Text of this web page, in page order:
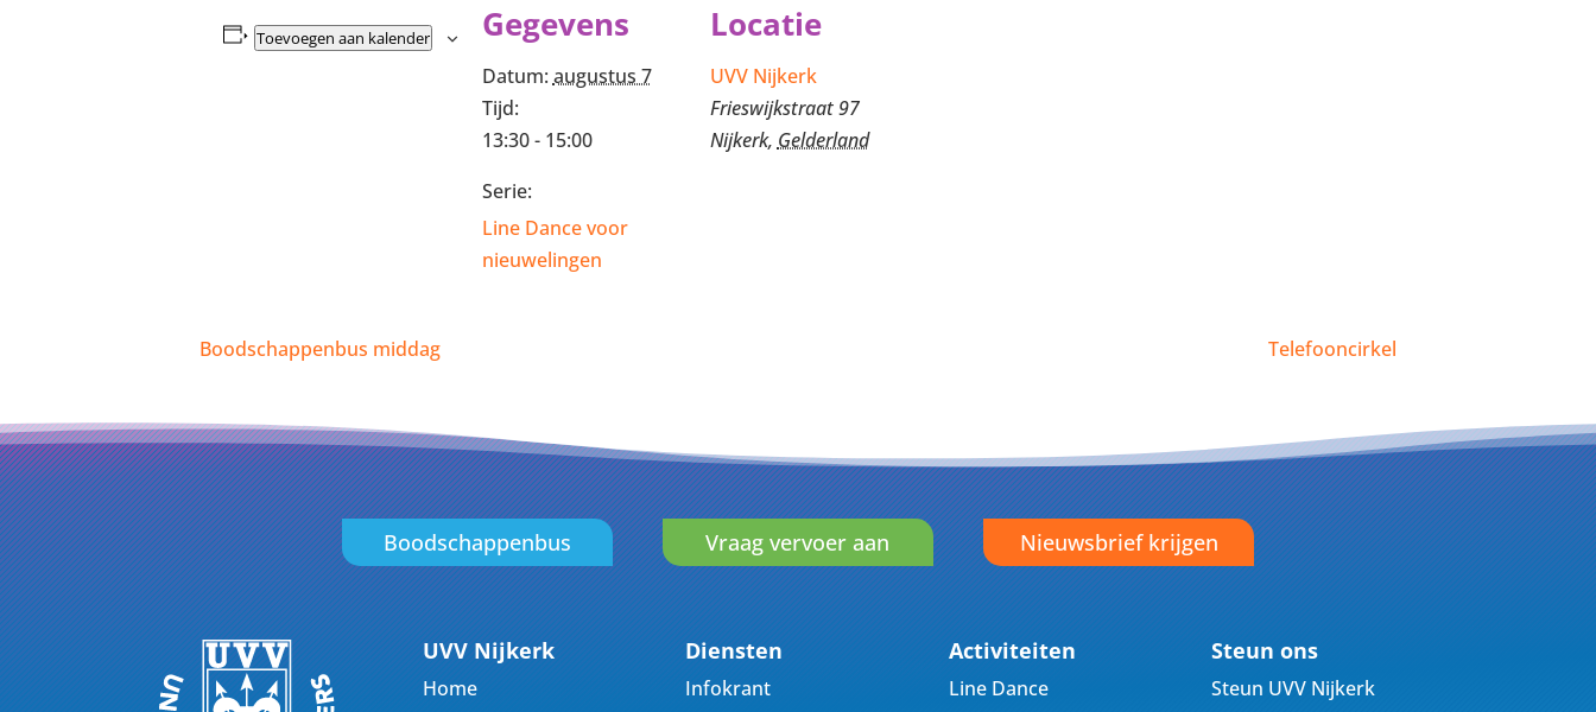
Toevoegen aan kalender Gegevens
Datum: augustus 7
Tijd:
13:30 - 15:00
Serie:
Line Dance voor
nieuwelingen
Locatie
UVV Nijkerk
Frieswijkstraat 97
Nijkerk, Gelderland
Boodschappenbus middag Telefooncirkel
Boodschappenbus Vraag vervoer aan Nieuwsbrief krijgen
UVV Nijkerk
Home
Diensten
Infokrant
Activiteiten
Line Dance
Steun ons
Steun UVV Nijkerk